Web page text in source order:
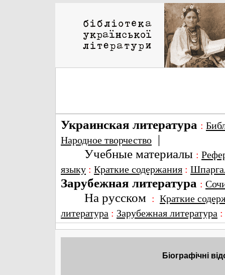
Украинская литература :
Народное творчество |
Учебные материалы :
языку : Краткие содержания :
Зарубежная литература :
На русском : Краткие
литература : Зарубежная литература
Біографічні